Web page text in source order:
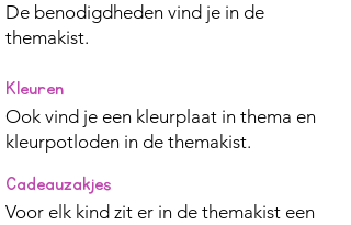
De benodigdheden vind je in de
themakist.
Kleuren
Ook vind je een kleurplaat in thema en
kleurpotloden in de themakist.
Cadeauzakjes
Voor elk kind zit er in de themakist een